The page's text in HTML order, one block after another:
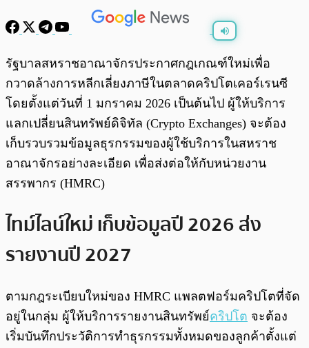
0:00/0:00
รัฐบาลสหราชอาณาจักรประกาศกฎเกณฑ์ใหม่เพื่อ
กวาดล้างการหลีกเลี่ยงภาษีในตลาดคริปโตเคอร์เรนซี
โดยตั้งแต่วันที่ 1 มกราคม 2026 เป็นต้นไป ผู้ให้บริการ
แลกเปลี่ยนสินทรัพย์ดิจิทัล (Crypto Exchanges) จะต้อง
เก็บรวบรวมข้อมูลธุรกรรมของผู้ใช้บริการในสหราช
อาณาจักรอย่างละเอียด เพื่อส่งต่อให้กับหน่วยงาน
สรรพากร (HMRC)
ไทม์ไลน์ใหม่ เก็บข้อมูลปี 2026 ส่ง
รายงานปี 2027
ตามกฎระเบียบใหม่ของ HMRC แพลตฟอร์มคริปโตที่จัด
อยู่ในกลุ่ม ผู้ให้บริการรายงานสินทรัพย์คริปโต จะต้อง
เริ่มบันทึกประวัติการทำธุรกรรมทั้งหมดของลูกค้าตั้งแต่